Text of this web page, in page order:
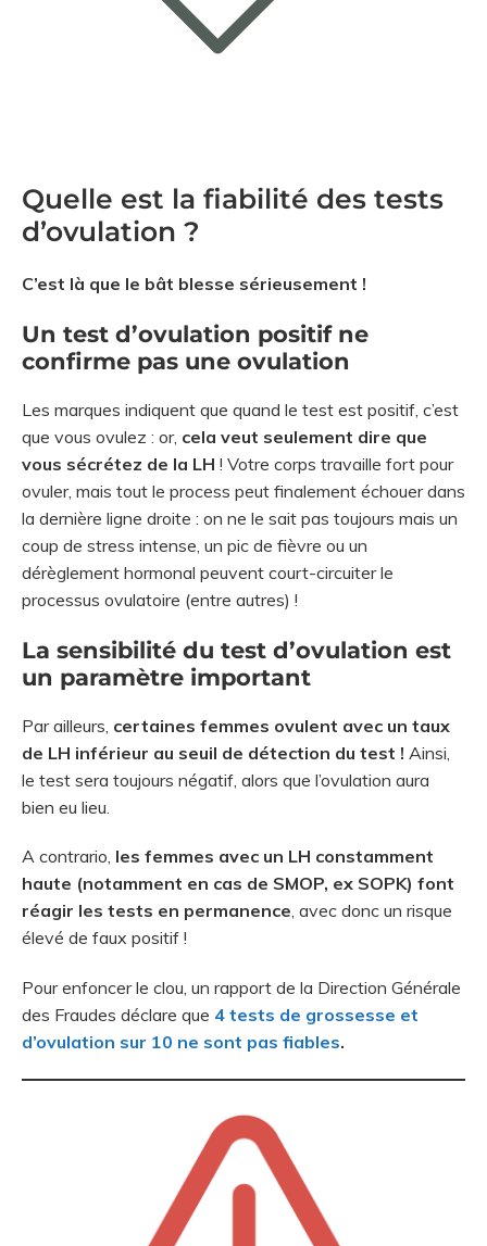
Quelle est la fiabilité des tests
d’ovulation ?
C’est là que le bât blesse sérieusement !
Un test d’ovulation positif ne
confirme pas une ovulation
Les marques indiquent que quand le test est positif, c’est
que vous ovulez : or, cela veut seulement dire que
vous sécrétez de la LH ! Votre corps travaille fort pour
ovuler, mais tout le process peut finalement échouer dans
la dernière ligne droite : on ne le sait pas toujours mais un
coup de stress intense, un pic de fièvre ou un
dérèglement hormonal peuvent court-circuiter le
processus ovulatoire (entre autres) !
La sensibilité du test d’ovulation est
un paramètre important
Par ailleurs, certaines femmes ovulent avec un taux
de LH inférieur au seuil de détection du test ! Ainsi,
le test sera toujours négatif, alors que l’ovulation aura
bien eu lieu.
A contrario, les femmes avec un LH constamment
haute (notamment en cas de SMOP, ex SOPK) font
réagir les tests en permanence, avec donc un risque
élevé de faux positif !
Pour enfoncer le clou, un rapport de la Direction Générale
des Fraudes déclare que 4 tests de grossesse et
d’ovulation sur 10 ne sont pas fiables.